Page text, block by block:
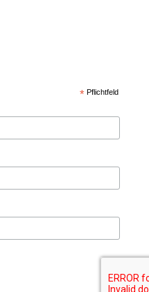
* Pflichtfeld